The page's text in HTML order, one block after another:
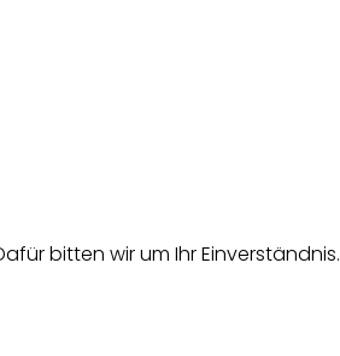
bitten wir um Ihr Einverständnis.